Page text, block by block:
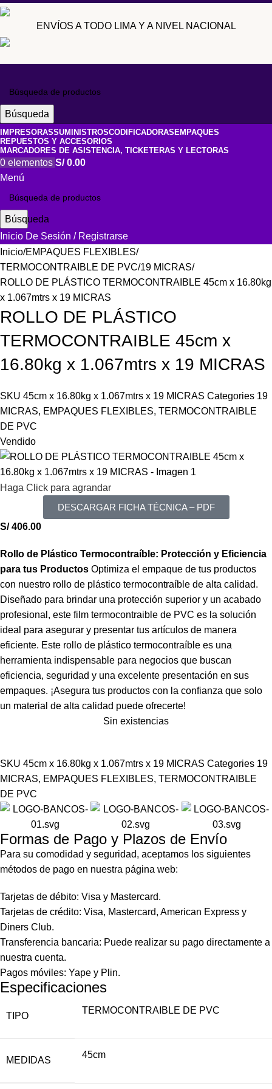
ENVÍOS A TODO LIMA Y A NIVEL NACIONAL
Búsqueda
IMPRESORASSUMINISTROSCODIFICADORAS EMPAQUES
REPUESTOS Y ACCESORIOS
MARCADORES DE ASISTENCIA, TICKETERAS Y LECTORAS
0 elementos S/0.00
Menú
Búsqueda
Inicio De Sesión / Registrarse
Inicio EMPAQUES FLEXIBLES
TERMOCONTRAIBLE DE PVC 19 MICRAS
ROLLO DE PLÁSTICO TERMOCONTRAIBLE 45cm x 16.80kg
x 1.067mtrs x 19 MICRAS
ROLLO DE PLÁSTICO
TERMOCONTRAIBLE 45cm x
16.80kg x 1.067mtrs x 19 MICRAS
SKU 45cm x 16.80kg x 1.067mtrs x 19 MICRAS Categories 19
MICRAS, EMPAQUES FLEXIBLES, TERMOCONTRAIBLE
DE PVC
Vendido
Haga Click para agrandar
DESCARGAR FICHA TÉCNICA – PDF
S/406.00
Rollo de Plástico Termocontraíble: Protección y Eficiencia
para tus Productos Optimiza el empaque de tus productos
con nuestro rollo de plástico termocontraíble de alta calidad.
Diseñado para brindar una protección superior y un acabado
profesional, este film termocontraible de PVC es la solución
ideal para asegurar y presentar tus artículos de manera
eficiente. Este rollo de plástico termocontraíble es una
herramienta indispensable para negocios que buscan
eficiencia, seguridad y una excelente presentación en sus
empaques. ¡Asegura tus productos con la confianza que solo
un material de alta calidad puede ofrecerte!
Sin existencias
SKU 45cm x 16.80kg x 1.067mtrs x 19 MICRAS Categories 19
MICRAS, EMPAQUES FLEXIBLES, TERMOCONTRAIBLE
DE PVC
Formas de Pago y Plazos de Envío
Para su comodidad y seguridad, aceptamos los siguientes
métodos de pago en nuestra página web:
Tarjetas de débito: Visa y Mastercard.
Tarjetas de crédito: Visa, Mastercard, American Express y
Diners Club.
Transferencia bancaria: Puede realizar su pago directamente a
nuestra cuenta.
Pagos móviles: Yape y Plin.
Especificaciones
TIPO
TERMOCONTRAIBLE DE PVC
MEDIDAS
45cm